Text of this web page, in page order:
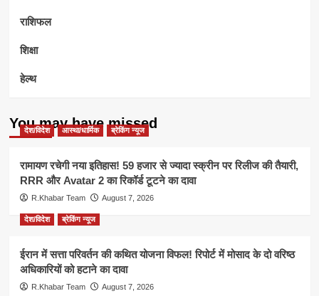
राशिफल
शिक्षा
हेल्थ
You may have missed
देश/विदेश आस्था/धार्मिक ब्रेकिंग न्यूज
रामायण रचेगी नया इतिहास! 59 हजार से ज्यादा स्क्रीन पर रिलीज की तैयारी,
RRR और Avatar 2 का रिकॉर्ड टूटने का दावा
R.Khabar Team August 7, 2026
देश/विदेश ब्रेकिंग न्यूज
ईरान में सत्ता परिवर्तन की कथित योजना विफल! रिपोर्ट में मोसाद के दो वरिष्ठ
अधिकारियों को हटाने का दावा
R.Khabar Team August 7, 2026